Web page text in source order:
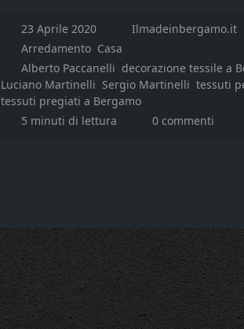
23 Aprile 2020
Ilmadeinbergamo.it
Arredamento Casa
Alberto Paccanelli decorazione tessile a
Luciano Martinelli Sergio Martinelli tessuti
tessuti pregiati a Bergamo
5 minuti di lettura
0 commenti